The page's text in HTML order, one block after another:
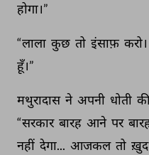
होगा।”
“लाला कुछ तो इंसाफ़ करो।
हूँ।”
मथुरादास ने अपनी धोती
“सरकार बारह आने पर
नहीं देगा... आजकल तो ख़ुद